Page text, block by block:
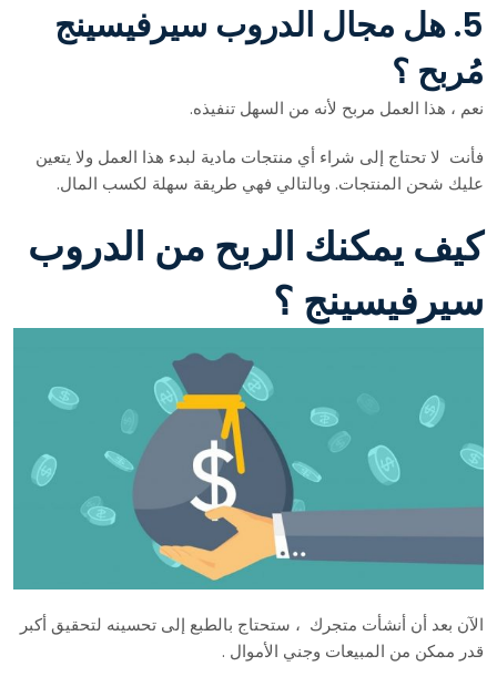
5. هل مجال الدروب سيرفيسينج
مُربح ؟
نعم ، هذا العمل مربح لأنه من السهل تنفيذه.
فأنت لا تحتاج إلى شراء أي منتجات مادية لبدء هذا العمل ولا يتعين
عليك شحن المنتجات. وبالتالي فهي طريقة سهلة لكسب المال.
كيف يمكنك الربح من الدروب
سيرفيسينج ؟
الآن بعد أن أنشأت متجرك ، ستحتاج بالطبع إلى تحسينه لتحقيق أكبر
قدر ممكن من المبيعات وجني الأموال .